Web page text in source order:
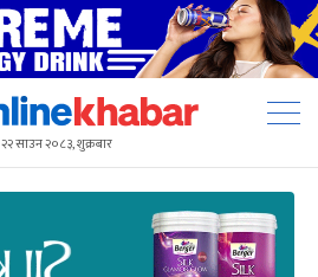
२२ साउन २०८३, शुक्रबार